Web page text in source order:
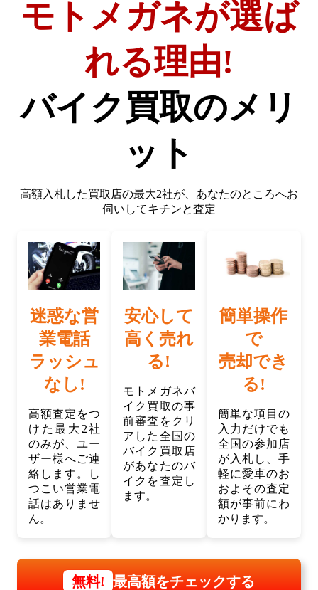
モトメガネが選ば
れる理由!
バイク買取のメリ
ット
高額入札した買取店の最大2社が、 あなたのところへお
伺いしてキチンと査定
迷惑な営
業電話
ラッシュ
なし!
高額査定をつ
けた最大2社
のみが、ユー
ザー様へご連
絡します。し
つこい営業電
話はありませ
ん。
安心して
高く売れ
る!
モトメガネバ
イク買取の事
前審査をクリ
アした全国の
バイク買取店
があなたのバ
イクを査定し
ます。
簡単操作
で
売却でき
る!
簡単な項目の
入力だけでも
全国の参加店
が入札し、手
軽に愛車のお
およその査定
額が事前にわ
かります。
無料! 最高額をチェックする